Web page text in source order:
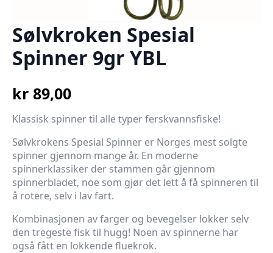
Sølvkroken Spesial
Spinner 9gr YBL
kr 89,00
Klassisk spinner til alle typer ferskvannsfiske!
Sølvkrokens Spesial Spinner er Norges mest solgte
spinner gjennom mange år. En moderne
spinnerklassiker der stammen går gjennom
spinnerbladet, noe som gjør det lett å få spinneren til
å rotere, selv i lav fart.
Kombinasjonen av farger og bevegelser lokker selv
den tregeste fisk til hugg! Noen av spinnerne har
også fått en lokkende fluekrok.